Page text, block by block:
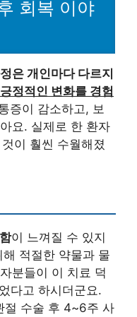
회복 이야
은 개인마다 다르지
긍정적인 변화를 경험
증이 감소하고, 보
요. 실제로 한 환자
이 훨씬 수월해졌
이 느껴질 수 있지
적절한 약물과 물
분들이 이 치료 덕
다고 하시더군요.
절 수술 후 4~6주 사